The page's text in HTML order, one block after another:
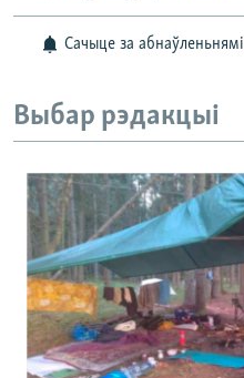
Сачыце за абнаўленьнямі
Выбар рэдакцыі